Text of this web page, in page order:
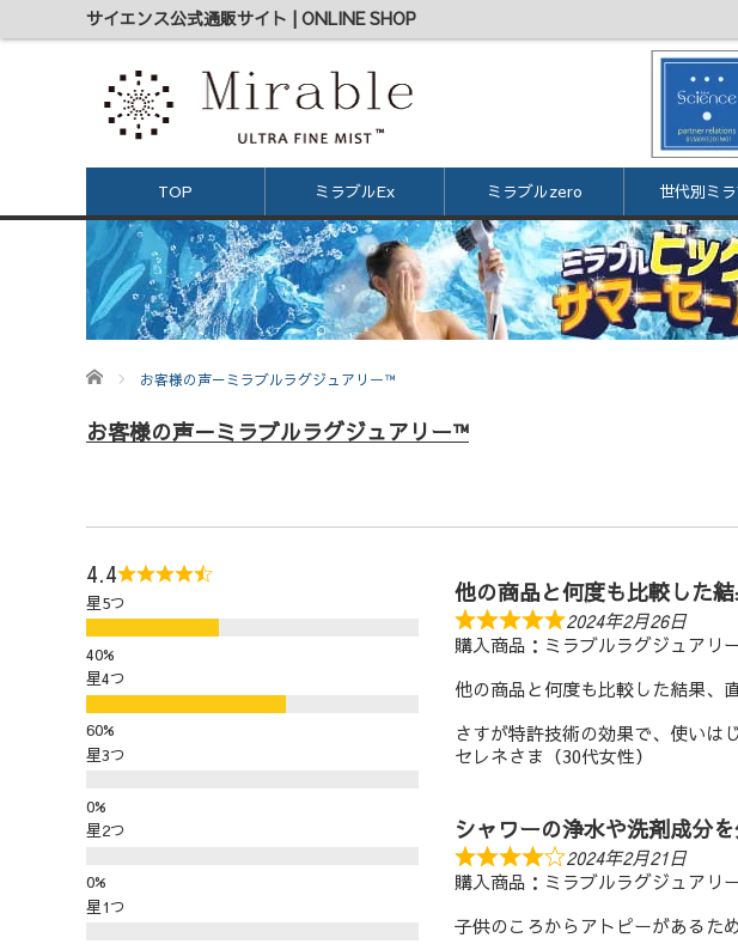
サイエンス公式通販サイト | ONLINE SHOP
TOP ミラブルEx ミラブルzero 世代別ミ
ホーム お客様の声－ミラブルラグジュアリー™
お客様の声－ミラブルラグジュアリー™
4.4
星5つ
星4つ
星3つ
星2つ
星1つ
他の商品と何度も比較した
2024年2月26日
購入商品：ミラブルラグジュアリ
他の商品と何度も比較した結果、
さすが特許技術の効果で、使いは
セレネさま（30代女性）
シャワーの浄水や洗剤成分
2024年2月21日
購入商品：ミラブルラグジュアリ
子供のころからアトピーがあるた